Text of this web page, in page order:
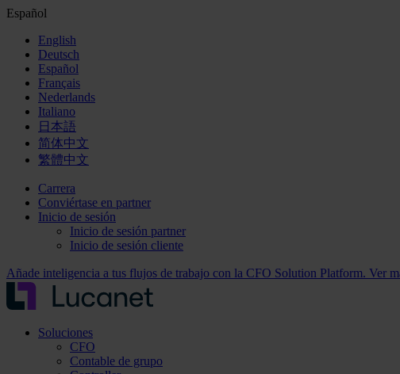
Español
English
Deutsch
Español
Français
Nederlands
Italiano
日本語
简体中文
繁體中文
Carrera
Conviértase en partner
Inicio de sesión
Inicio de sesión partner
Inicio de sesión cliente
Añade inteligencia a tus flujos de trabajo con la CFO Solution Platform. Ver
Soluciones
CFO
Contable de grupo